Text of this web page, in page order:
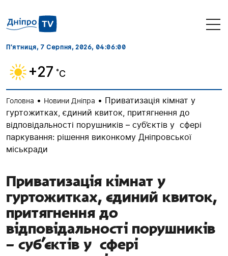
П’ятниця, 7 Серпня, 2026, 04:06:01
+27 ˚C
Головна • Новини Дніпра • Приватизація кімнат у
гуртожитках, єдиний квиток, притягнення до
відповідальності порушників – суб’єктів у сфері
паркування: рішення виконкому Дніпровської
міськради
Приватизація кімнат у
гуртожитках, єдиний квиток,
притягнення до
відповідальності порушників
– суб’єктів у сфері